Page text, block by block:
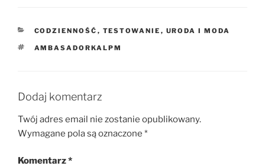
KATEGORIE
CODZIENNOŚĆ , TESTOWANIE , URODA I MODA
TAGI
AMBASADORKALPM
Dodaj komentarz
Twój adres email nie zostanie opublikowany.
Wymagane pola są oznaczone *
Komentarz*